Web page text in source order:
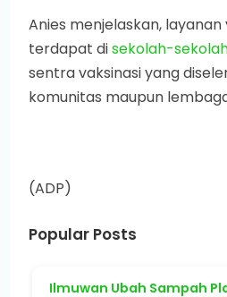
Anies menjelaskan,
terdapat disekolah-
sentra vaksinasi yang
komunitas maupun
(ADP)
Popular Posts
Ilmuwan Ubah Sampah